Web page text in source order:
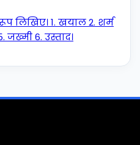
लिखिए। 1. खयाल 2. शर्म
जख्मी 6. उस्ताद।